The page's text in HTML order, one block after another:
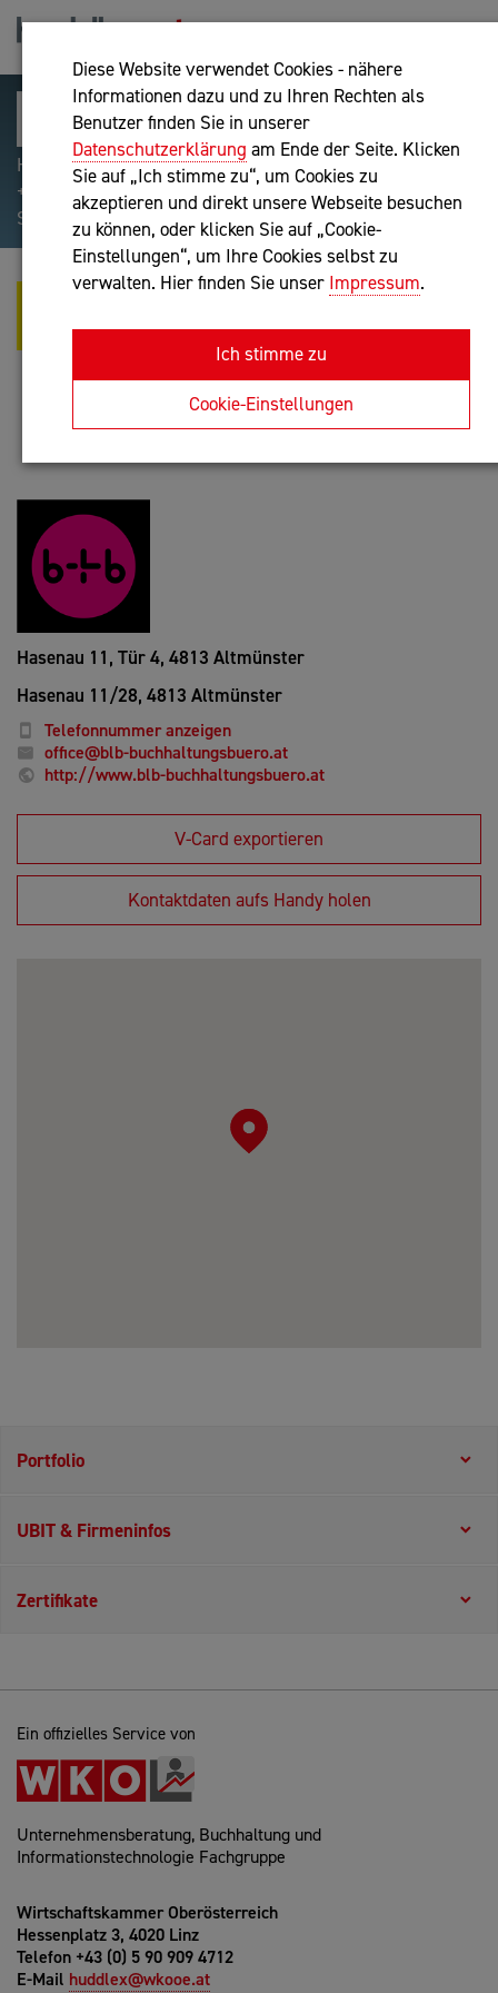
Diese Website verwendet Cookies - nähere
Informationen dazu und zu Ihren Rechten als
Benutzer finden Sie in unserer
Datenschutzerklärung am Ende der Seite. Klicken
Sie auf „Ich stimme zu“, um Cookies zu
akzeptieren und direkt unsere Webseite besuchen
zu können, oder klicken Sie auf „Cookie-
Einstellungen“, um Ihre Cookies selbst zu
verwalten. Hier finden Sie unser Impressum.
Ich stimme zu
Cookie-Einstellungen
Hilfreiche Suchparameter: Begriff einschließen:
+webshop, Begriff ausschließen: -webshop, Exakter
Suchbegriff: "internet of things"
GABRIELE PÖLZL - BLB
BUCHHALTUNGSBÜRO
Bilanzbuchhaltung nach BibuG, Unternehmensberatung
Anfrage oder Rückruf
Hasenau 11, Tür 4, 4813 Altmünster
Hasenau 11/28, 4813 Altmünster
Telefonnummer anzeigen
office@blb-buchhaltungsbuero.at
http://www.blb-buchhaltungsbuero.at
V-Card exportieren
Kontaktdaten aufs Handy holen
Portfolio
UBIT & Firmeninfos
Zertifikate
Ein offizielles Service von
Unternehmensberatung, Buchhaltung und
Informationstechnologie Fachgruppe
Wirtschaftskammer Oberösterreich
Hessenplatz 3, 4020 Linz
Telefon +43 (0) 5 90 909 4712
E-Mail huddlex@wkooe.at